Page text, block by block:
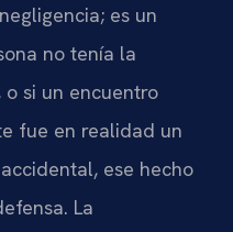
es un
no tenía la
si un encuentro
fue en realidad un
ese hecho
La